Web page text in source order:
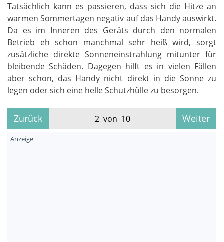
Tatsächlich kann es passieren, dass sich die Hitze an
warmen Sommertagen negativ auf das Handy auswirkt.
Da es im Inneren des Geräts durch den normalen
Betrieb eh schon manchmal sehr heiß wird, sorgt
zusätzliche direkte Sonneneinstrahlung mitunter für
bleibende Schäden. Dagegen hilft es in vielen Fällen
aber schon, das Handy nicht direkt in die Sonne zu
legen oder sich eine helle Schutzhülle zu besorgen.
Zurück 2 von 10 Weiter